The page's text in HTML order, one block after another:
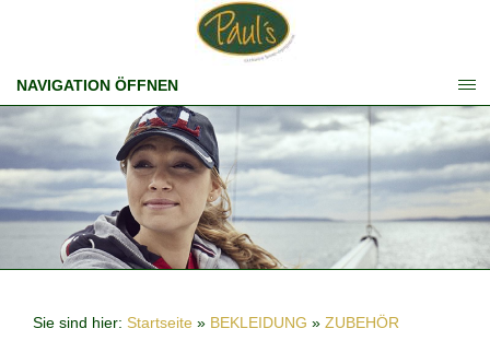
NAVIGATION ÖFFNEN
Sie sind hier: Startseite » BEKLEIDUNG » ZUBEHÖR